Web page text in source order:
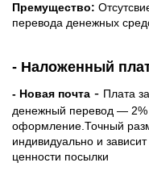
Премущество:
перевода денежных
- Наложенный
- Новая почта - Плата
денежный перевод — 2%
оформление.Точный
индивидуально и
ценности посылки